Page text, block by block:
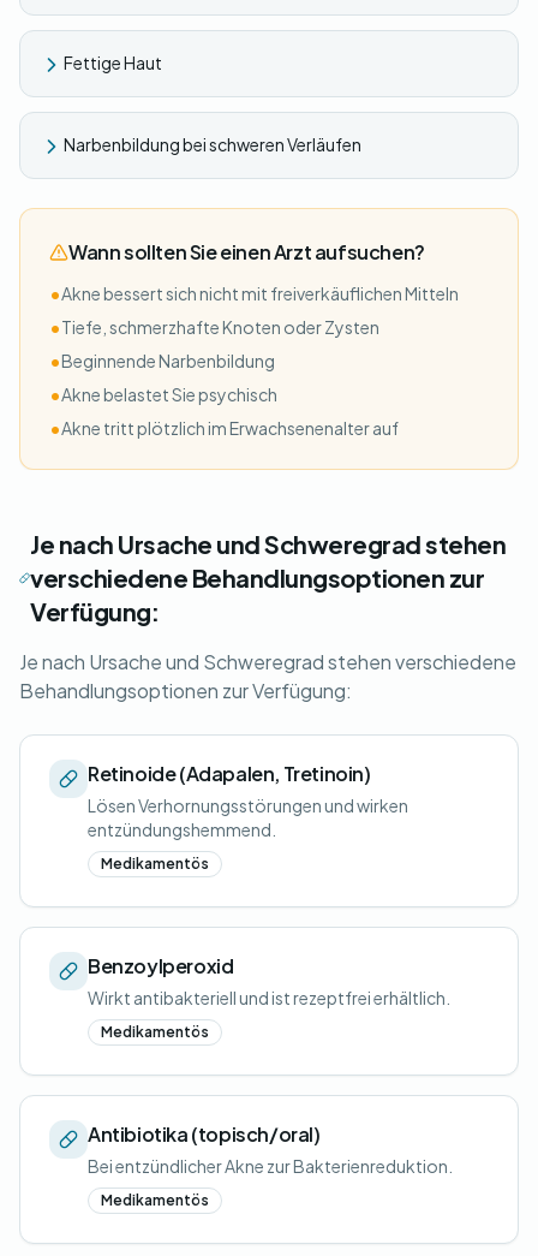
Fettige Haut
Narbenbildung bei schweren Verläufen
Wann sollten Sie einen Arzt aufsuchen?
•Akne bessert sich nicht mit freiverkäuflichen Mitteln
•Tiefe, schmerzhafte Knoten oder Zysten
•Beginnende Narbenbildung
•Akne belastet Sie psychisch
•Akne tritt plötzlich im Erwachsenenalter auf
Je nach Ursache und Schweregrad stehen
verschiedene Behandlungsoptionen zur
Verfügung:
Je nach Ursache und Schweregrad stehen verschiedene
Behandlungsoptionen zur Verfügung:
Retinoide (Adapalen, Tretinoin)
Lösen Verhornungsstörungen und wirken
entzündungshemmend.
Medikamentös
Benzoylperoxid
Wirkt antibakteriell und ist rezeptfrei erhältlich.
Medikamentös
Antibiotika (topisch/oral)
Bei entzündlicher Akne zur Bakterienreduktion.
Medikamentös